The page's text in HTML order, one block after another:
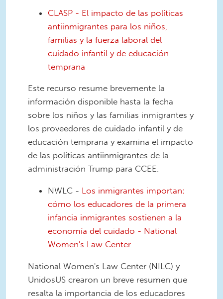
CLASP - El impacto de las políticas
antiinmigrantes para los niños,
familias y la fuerza laboral del
cuidado infantil y de educación
temprana
Este recurso resume brevemente la
información disponible hasta la fecha
sobre los niños y las familias inmigrantes y
los proveedores de cuidado infantil y de
educación temprana y examina el impacto
de las políticas antiinmigrantes de la
administración Trump para CCEE.
NWLC - Los inmigrantes importan:
cómo los educadores de la primera
infancia inmigrantes sostienen a la
economía del cuidado - National
Women's Law Center
National Women's Law Center (NILC) y
UnidosUS crearon un breve resumen que
resalta la importancia de los educadores